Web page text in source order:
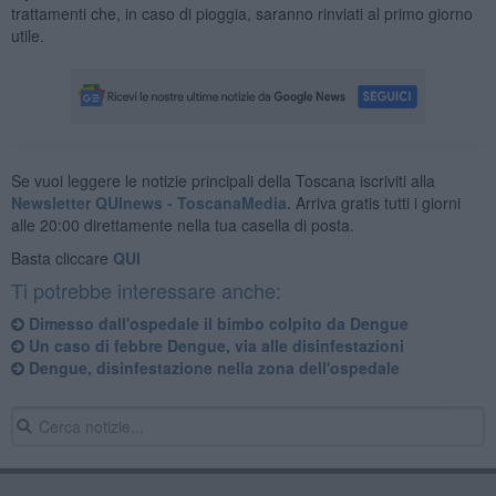
trattamenti che, in caso di pioggia, saranno rinviati al primo giorno
utile.
Se vuoi leggere le notizie principali della Toscana iscriviti alla
Newsletter QUInews - ToscanaMedia. Arriva gratis tutti i giorni
alle 20:00 direttamente nella tua casella di posta.
Basta cliccare QUI
Ti potrebbe interessare anche:
Dimesso dall'ospedale il bimbo colpito da Dengue
Un caso di febbre Dengue, via alle disinfestazioni
Dengue, disinfestazione nella zona dell'ospedale